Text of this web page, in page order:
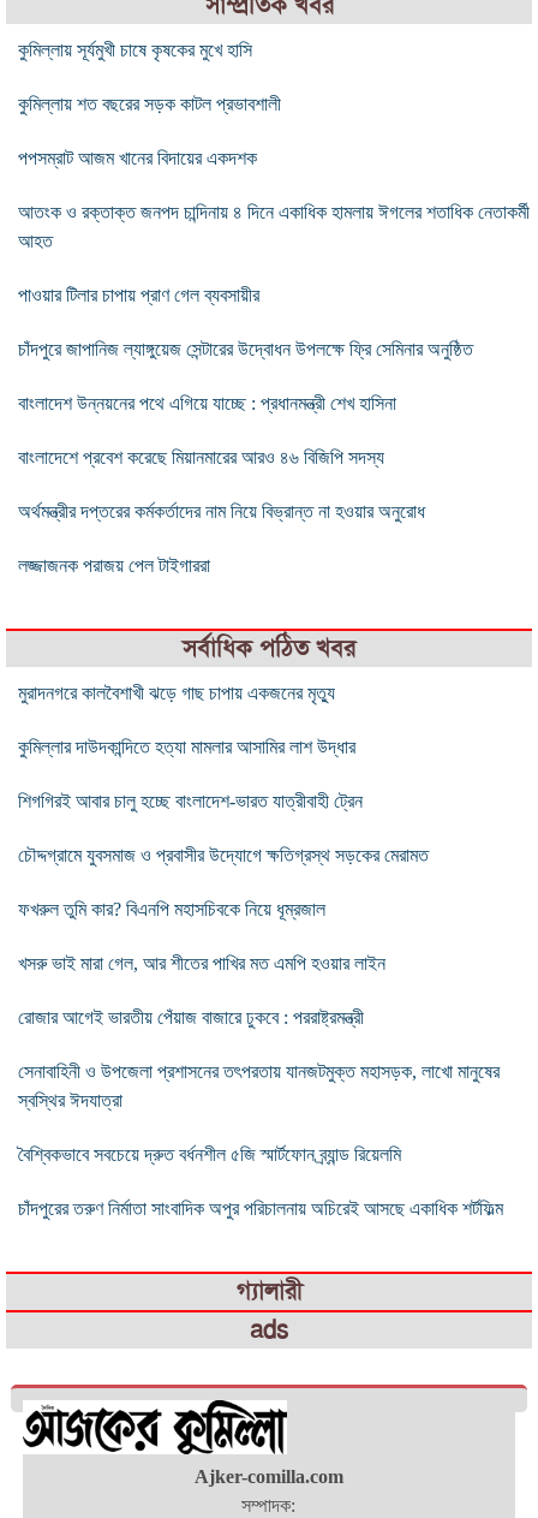
কুমিল্লায় সূর্যমুখী চাষে কৃষকের মুখে হাসি
কুমিল্লায় শত বছরের সড়ক কাটল প্রভাবশালী
পপসম্রাট আজম খানের বিদায়ের একদশক
আতংক ও রক্তাক্ত জনপদ চান্দিনায় ৪ দিনে একাধিক হামলায় ঈগলের শতাধিক নেতাকর্মী
আহত
পাওয়ার টিলার চাপায় প্রাণ গেল ব্যবসায়ীর
চাঁদপুরে জাপানিজ ল্যাঙ্গুয়েজ সেন্টারের উদ্বোধন উপলক্ষে ফ্রি সেমিনার অনুষ্ঠিত
বাংলাদেশ উন্নয়নের পথে এগিয়ে যাচ্ছে : প্রধানমন্ত্রী শেখ হাসিনা
বাংলাদেশে প্রবেশ করেছে মিয়ানমারের আরও ৪৬ বিজিপি সদস্য
অর্থমন্ত্রীর দপ্তরের কর্মকর্তাদের নাম নিয়ে বিভ্রান্ত না হওয়ার অনুরোধ
লজ্জাজনক পরাজয় পেল টাইগাররা
সর্বাধিক পঠিত খবর
মুরাদনগরে কালবৈশাখী ঝড়ে গাছ চাপায় একজনের মৃত্যু
কুমিল্লার দাউদকান্দিতে হত্যা মামলার আসামির লাশ উদ্ধার
শিগগিরই আবার চালু হচ্ছে বাংলাদেশ-ভারত যাত্রীবাহী ট্রেন
চৌদ্দগ্রামে যুবসমাজ ও প্রবাসীর উদ্যোগে ক্ষতিগ্রস্থ সড়কের মেরামত
ফখরুল তুমি কার? বিএনপি মহাসচিবকে নিয়ে ধূম্রজাল
খসরু ভাই মারা গেল, আর শীতের পাখির মত এমপি হওয়ার লাইন
রোজার আগেই ভারতীয় পেঁয়াজ বাজারে ঢুকবে : পররাষ্ট্রমন্ত্রী
সেনাবাহিনী ও উপজেলা প্রশাসনের তৎপরতায় যানজটমুক্ত মহাসড়ক, লাখো মানুষের
স্বস্থির ঈদযাত্রা
বৈশ্বিকভাবে সবচেয়ে দ্রুত বর্ধনশীল ৫জি স্মার্টফোন ব্র্যান্ড রিয়েলমি
চাঁদপুরের তরুণ নির্মাতা সাংবাদিক অপুর পরিচালনায় অচিরেই আসছে একাধিক শর্টফিল্ম
গ্যালারী
ads
Ajker-comilla.com
সম্পাদক: